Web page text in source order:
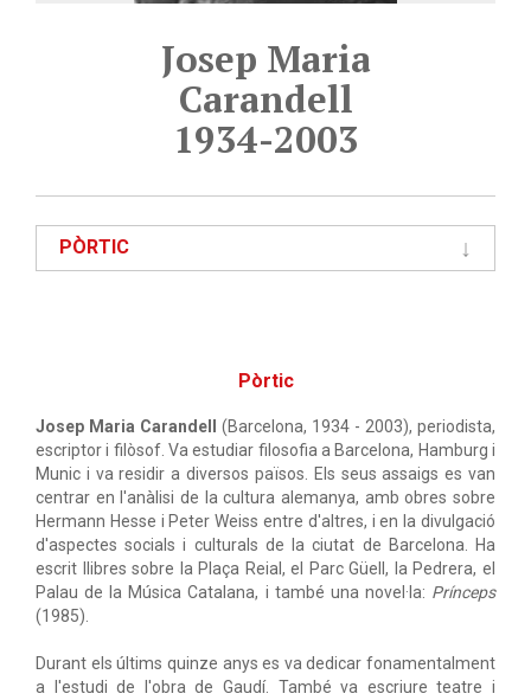
Josep Maria
Carandell
1934-2003
PÒRTIC
Pòrtic
Josep Maria Carandell
(Barcelona, 1934 - 2003), periodista,
escriptor i filòsof. Va estudiar filosofia a Barcelona, Hamburg i
Munic i va residir a diversos països. Els seus assaigs es van
centrar en l'anàlisi de la cultura alemanya, amb obres sobre
Hermann Hesse i Peter Weiss entre d'altres, i en la divulgació
d'aspectes socials i culturals de la ciutat de Barcelona. Ha
escrit llibres sobre la Plaça Reial, el Parc Güell, la Pedrera, el
Palau de la Música Catalana, i també una novel·la: Prínceps
(1985).
Durant els últims quinze anys es va dedicar fonamentalment
a l'estudi de l'obra de Gaudí. També va escriure teatre i